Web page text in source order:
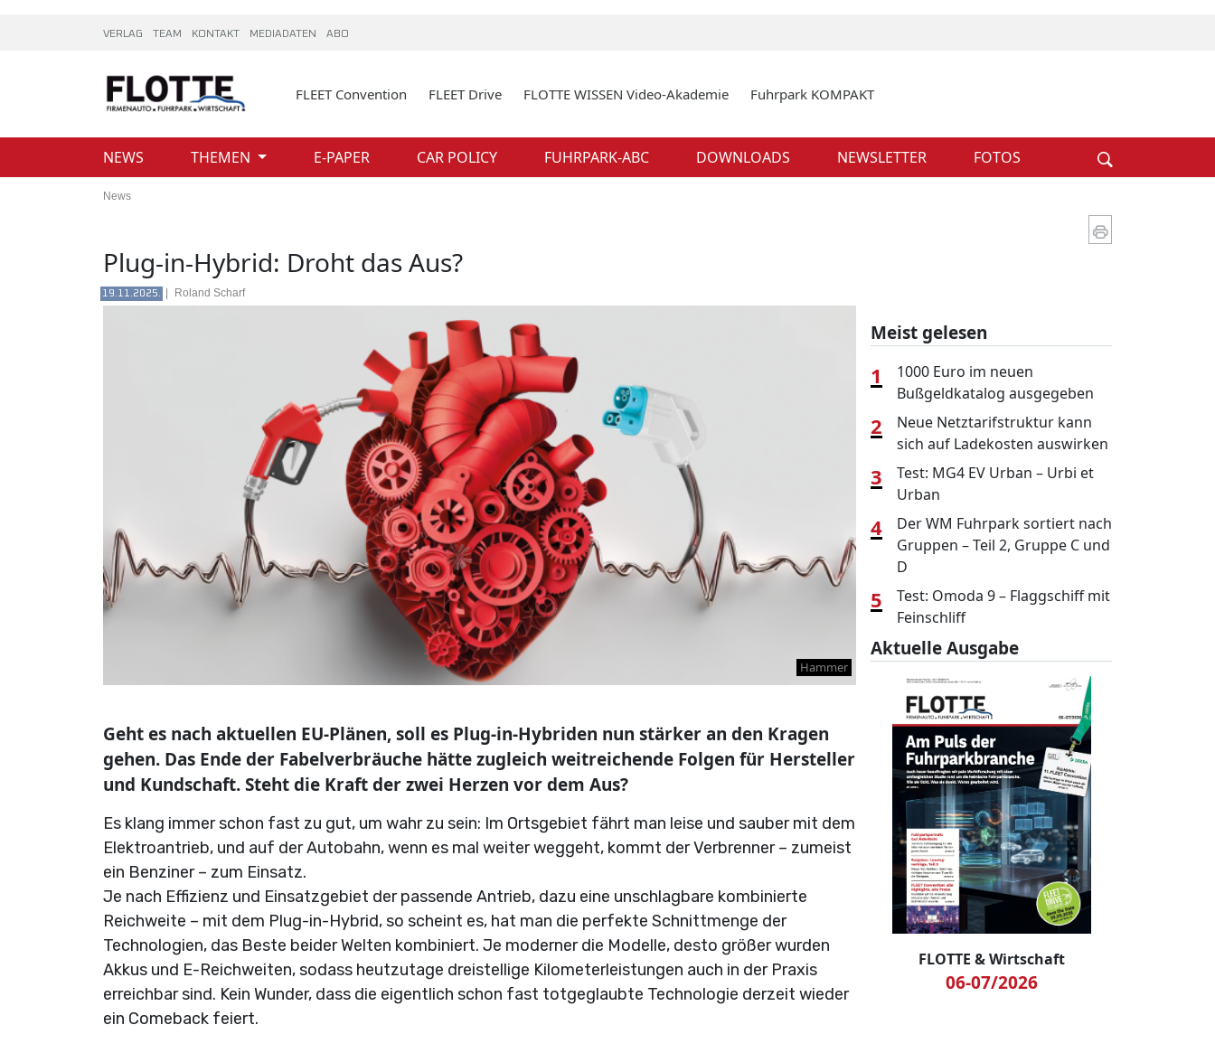
VERLAG TEAM KONTAKT MEDIADATEN ABO
FLEET Convention FLEET Drive FLOTTE WISSEN Video-Akademie Fuhrpark KOMPAKT
NEWS THEMEN E-PAPER CAR POLICY FUHRPARK-ABC DOWNLOADS NEWSLETTER FOTOS
News
Plug-in-Hybrid: Droht das Aus?
19.11.2025. Roland Scharf
Hammer
Geht es nach aktuellen EU-Plänen, soll es Plug-in-Hybriden nun stärker an den Kragen
gehen. Das Ende der Fabelverbräuche hätte zugleich weitreichende Folgen für Hersteller
und Kundschaft. Steht die Kraft der zwei Herzen vor dem Aus?
Es klang immer schon fast zu gut, um wahr zu sein: Im Ortsgebiet fährt man leise und sauber mit dem
Elektroantrieb, und auf der Autobahn, wenn es mal weiter weggeht, kommt der Verbrenner – zumeist
ein Benziner – zum Einsatz.
Je nach Effizienz und Einsatzgebiet der passende Antrieb, dazu eine unschlagbare kombinierte
Reichweite – mit dem Plug-in-Hybrid, so scheint es, hat man die perfekte Schnittmenge der
Technologien, das Beste beider Welten kombiniert. Je moderner die Modelle, desto größer wurden
Akkus und E-Reichweiten, sodass heutzutage dreistellige Kilometerleistungen auch in der Praxis
erreichbar sind. Kein Wunder, dass die eigentlich schon fast totgeglaubte Technologie derzeit wieder
ein Comeback feiert.
Meist gelesen
1
1000 Euro im neuen
Bußgeldkatalog ausgegeben
2
Neue Netztarifstruktur kann
sich auf Ladekosten auswirken
3
Test: MG4 EV Urban – Urbi et
Urban
4
Der WM Fuhrpark sortiert nach
Gruppen – Teil 2, Gruppe C und
D
5
Test: Omoda 9 – Flaggschiff mit
Feinschliff
Aktuelle Ausgabe
FLOTTE & Wirtschaft
06-07/2026